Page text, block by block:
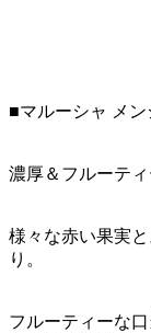
■マルーシャ メ
濃厚＆フルーテ
様々な赤い果実
り。
フルーティーな